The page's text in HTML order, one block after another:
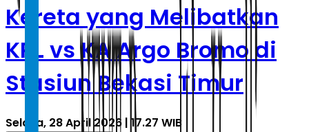
Kereta yang Melibatkan
KRL vs KA Argo Bromo di
Stasiun Bekasi Timur
Selasa, 28 April 2026 | 17.27 WIB